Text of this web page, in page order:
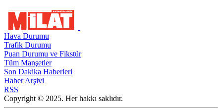
Hava Durumu
Trafik Durumu
Puan Durumu ve Fikstür
Tüm Manşetler
Son Dakika Haberleri
Haber Arşivi
RSS
Copyright © 2025. Her hakkı saklıdır.